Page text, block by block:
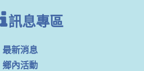
訊息專區
最新消息
鄉內活動